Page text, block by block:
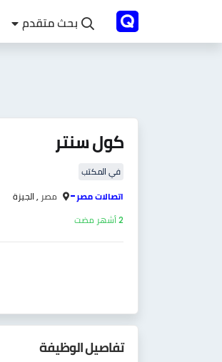
بحث متقدم
كول سنتر
في المكتب
اتصالات مصر- مصر , الجيزة
2 أشهر مضت
تفاصيل الوظيفة